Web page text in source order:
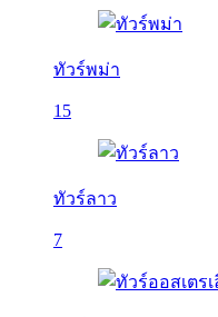
ทัวร์พม่า
15
ทัวร์ลาว
7